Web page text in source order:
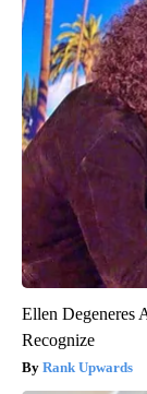
Ellen Degeneres
Recognize
Rank Upwards